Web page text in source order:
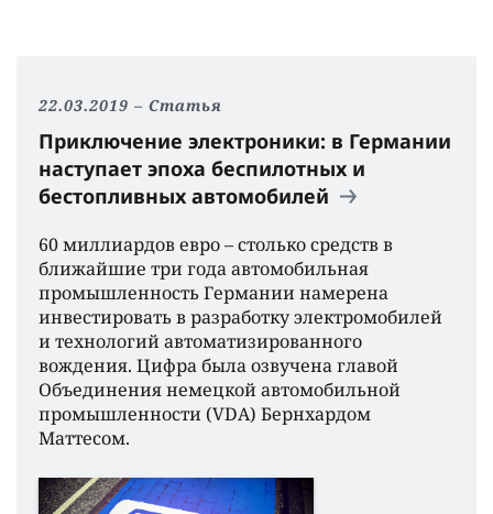
22.03.2019 Статья
Приключение электроники: в Германии
наступает эпоха беспилотных и
бестопливных автомобилей
60 миллиардов евро – столько средств в
ближайшие три года автомобильная
промышленность Германии намерена
инвестировать в разработку электромобилей
и технологий автоматизированного
вождения. Цифра была озвучена главой
Объединения немецкой автомобильной
промышленности (VDA) Бернхардом
Маттесом.